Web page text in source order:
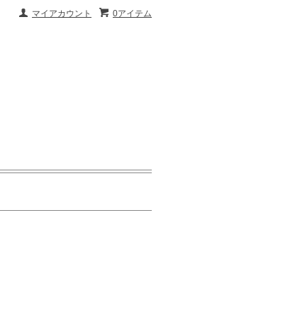
0アイテム
マイアカウント